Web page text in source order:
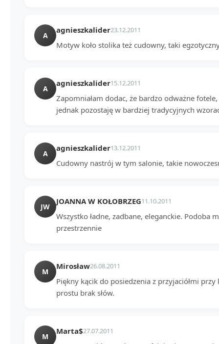
A
agnieszkalider23.12.2011
Motyw koło stolika też cudowny, taki
A
agnieszkalider15.12.2011
Zapomniałam dodac, że bardzo odważne
jednak pozostaję w bardziej tradycyjnych
A
agnieszkalider13.12.2011
Cudowny nastrój w tym salonie, takie
JW
JOANNA W KOŁOBRZEG11.10.2011
Wszystko ładne, zadbane, eleganckie. Podoba
przestrzennie
M
Mirosław26.08.2011
Piękny kącik do posiedzenia z przyjaciółmi
prostu brak słów.
M
Marta$27.07.2011